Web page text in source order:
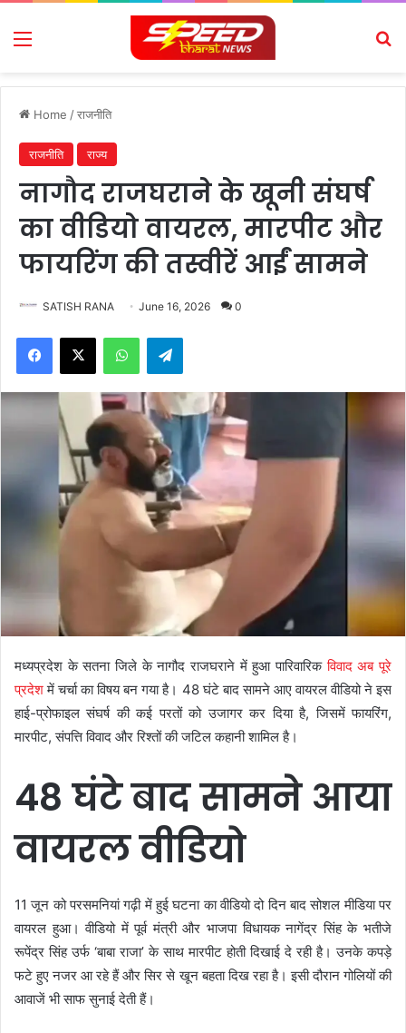
Menu
Home /राजनीति
राजनीति राज्य
नागौद राजघराने के खूनी संघर्ष
का वीडियो वायरल, मारपीट और
फायरिंग की तस्वीरें आईं सामने
SATISH RANA June 16, 2026 0
Facebook
X WhatsAppTelegram
मध्यप्रदेश के सतना जिले के नागौद राजघराने में हुआ पारिवारिकविवाद अब पूरे
प्रदेशमें चर्चा का विषय बन गया है। 48 घंटे बाद सामने आए वायरल वीडियो ने इस
हाई-प्रोफाइल संघर्ष की कई परतों को उजागर कर दिया है, जिसमें फायरिंग,
मारपीट, संपत्ति विवाद और रिश्तों की जटिल कहानी शामिल है।
48 घंटे बाद सामने आया
वायरल वीडियो
11 जून को परसमनियां गढ़ी में हुई घटना का वीडियो दो दिन बाद सोशल मीडिया पर
वायरल हुआ। वीडियो में पूर्व मंत्री और भाजपा विधायक नागेंद्र सिंह के भतीजे
रूपेंद्र सिंह उर्फ ‘बाबा राजा’ के साथ मारपीट होती दिखाई दे रही है। उनके कपड़े
फटे हुए नजर आ रहे हैं और सिर से खून बहता दिख रहा है। इसी दौरान गोलियों की
आवाजें भी साफ सुनाई देती हैं।